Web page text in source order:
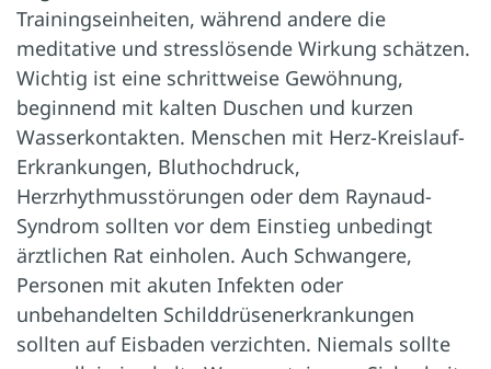
Trainingseinheiten, während andere die
meditative und stresslösende Wirkung schätzen.
Wichtig ist eine schrittweise Gewöhnung,
beginnend mit kalten Duschen und kurzen
Wasserkontakten. Menschen mit Herz-Kreislauf-
Erkrankungen, Bluthochdruck,
Herzrhythmusstörungen oder dem Raynaud-
Syndrom sollten vor dem Einstieg unbedingt
ärztlichen Rat einholen. Auch Schwangere,
Personen mit akuten Infekten oder
unbehandelten Schilddrüsenerkrankungen
sollten auf Eisbaden verzichten. Niemals sollte